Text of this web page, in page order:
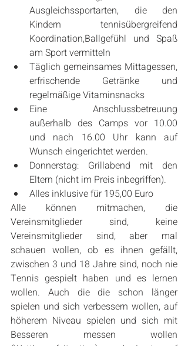
Ausgleichssportarten, die den
Kindern tennisübergreifend
Koordination,Ballgefühl und Spaß
am Sport vermitteln
Täglich gemeinsames Mittagessen,
erfrischende Getränke und
regelmäßige Vitaminsnacks
Eine Anschlussbetreuung
außerhalb des Camps vor 10.00
und nach 16.00 Uhr kann auf
Wunsch eingerichtet werden.
Donnerstag: Grillabend mit den
Eltern (nicht im Preis inbegriffen).
Alles inklusive für 195,00 Euro
Alle können mitmachen, die
Vereinsmitglieder sind, keine
Vereinsmitglieder sind, aber mal
schauen wollen, ob es ihnen gefällt,
zwischen 3 und 18 Jahre sind, noch nie
Tennis gespielt haben und es lernen
wollen. Auch die die schon länger
spielen und sich verbessern wollen, auf
höherem Niveau spielen und sich mit
Besseren messen wollen